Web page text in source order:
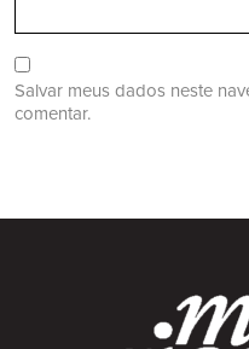
Salvar meus dados neste
comentar.